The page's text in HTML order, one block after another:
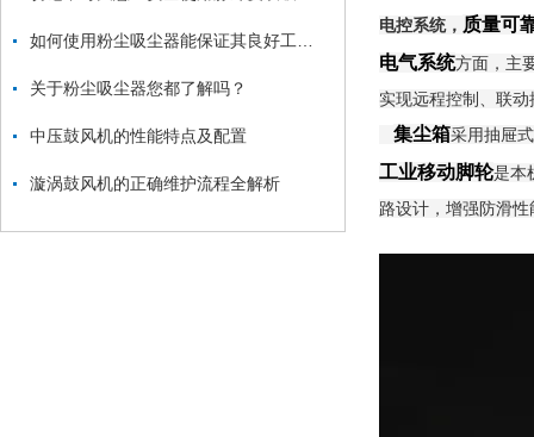
关于粉尘吸尘器您都了解吗？
中压鼓风机的性能特点及配置
漩涡鼓风机的正确维护流程全解析
电控系统， 质量可
电气系统方面，主
实现远程控制、联
集尘箱采用抽屉
工业移动脚轮是本
路设计，增强防滑性